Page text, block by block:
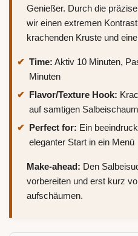
Genießer. Durch die
wir einen extremen
krachenden Kruste und
Time: Aktiv 10 Minuten,
Minuten
Flavor/Texture Hook:
auf samtigen Salbeischaum
Perfect for: Ein
eleganter Start in ein Menü
Make-ahead: Den
vorbereiten und erst kurz
aufschäumen.